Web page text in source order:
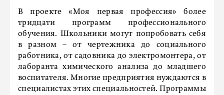
В проекте «Моя первая профессия» более
тридцати программ профессионального
обучения. Школьники могут попробовать себя
в разном – от чертежника до социального
работника, от садовника до электромонтера, от
лаборанта химического анализа до младшего
воспитателя. Многие предприятия нуждаются в
специалистах этих специальностей. Программы